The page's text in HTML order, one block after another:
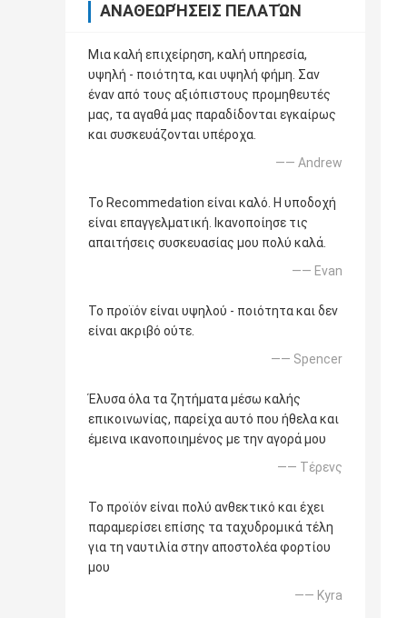
ΑΝΑΘΕΩΡΉΣΕΙΣ ΠΕΛΑΤΏΝ
Μια καλή επιχείρηση, καλή υπηρεσία,
υψηλή - ποιότητα, και υψηλή φήμη. Σαν
έναν από τους αξιόπιστους προμηθευτές
μας, τα αγαθά μας παραδίδονται εγκαίρως
και συσκευάζονται υπέροχα.
—— Andrew
Το Recommedation είναι καλό. Η υποδοχή
είναι επαγγελματική. Ικανοποίησε τις
απαιτήσεις συσκευασίας μου πολύ καλά.
—— Evan
Το προϊόν είναι υψηλού - ποιότητα και δεν
είναι ακριβό ούτε.
—— Spencer
Έλυσα όλα τα ζητήματα μέσω καλής
επικοινωνίας, παρείχα αυτό που ήθελα και
έμεινα ικανοποιημένος με την αγορά μου
—— Τέρενς
Το προϊόν είναι πολύ ανθεκτικό και έχει
παραμερίσει επίσης τα ταχυδρομικά τέλη
για τη ναυτιλία στην αποστολέα φορτίου
μου
—— Kyra